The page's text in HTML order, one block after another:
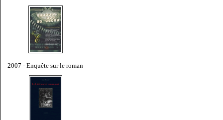
2007 - Enquête sur le roman